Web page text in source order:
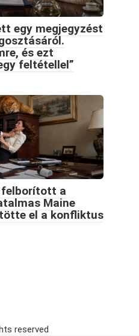
egy megjegyzést
és ezt
feltétellel”
felborított a
Maine
el a konfliktus
reserved